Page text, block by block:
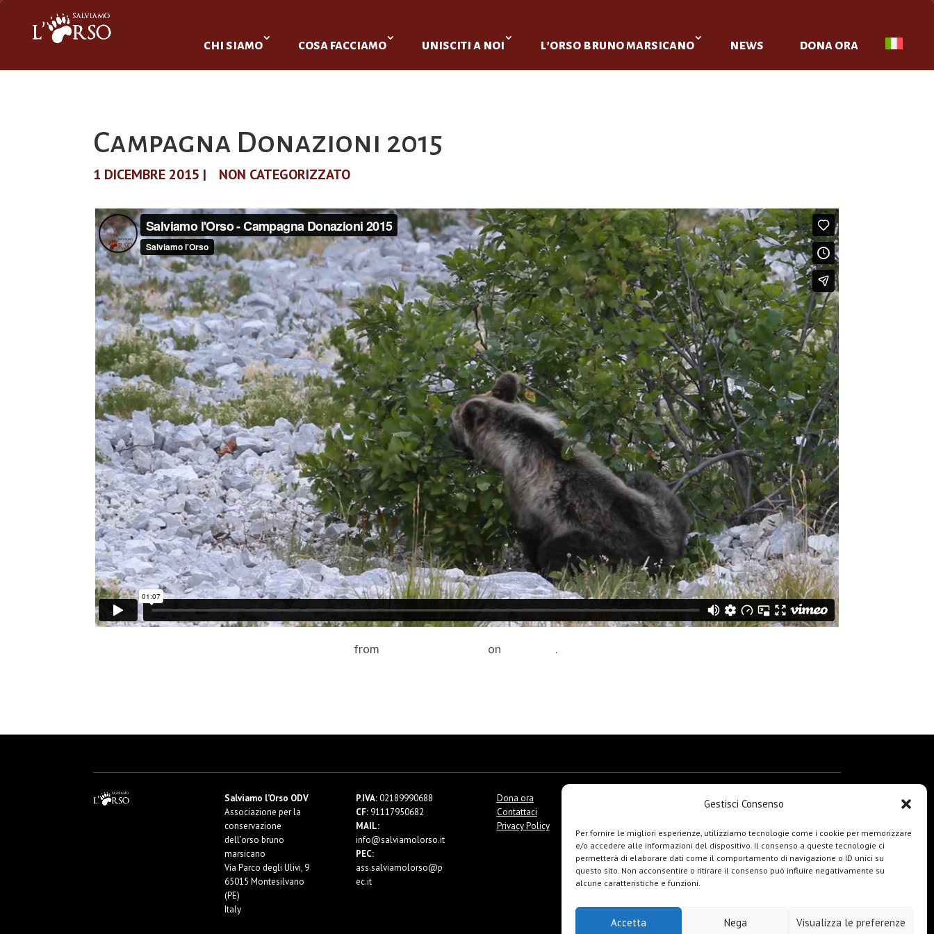
Gestisci Consenso
Per fornire le migliori esperienze, utilizziamo tecnologie come i cookie per memorizzare
e/o accedere alle informazioni del dispositivo. Il consenso a queste tecnologie ci
permetterà di elaborare dati come il comportamento di navigazione o ID unici su
questo sito. Non acconsentire o ritirare il consenso può influire negativamente su
alcune caratteristiche e funzioni.
Accetta Nega Visualizza le preferenze
chi siamo cosa facciamo unisciti a noi l’orso bruno marsicano news dona ora
Campagna Donazioni 2015
1 DICEMBRE 2015 | NON CATEGORIZZATO
from on .
Salviamo l’Orso ODV
Associazione per la
conservazione
dell’orso bruno
marsicano
Via Parco degli Ulivi, 9
65015 Montesilvano
(PE)
Italy
P.IVA:02189990688
CF: 91117950682
MAIL:
info@salviamolorso.it
PEC:
ass.salviamolorso@p
ec.it
Dona ora
Contattaci
Privacy Policy